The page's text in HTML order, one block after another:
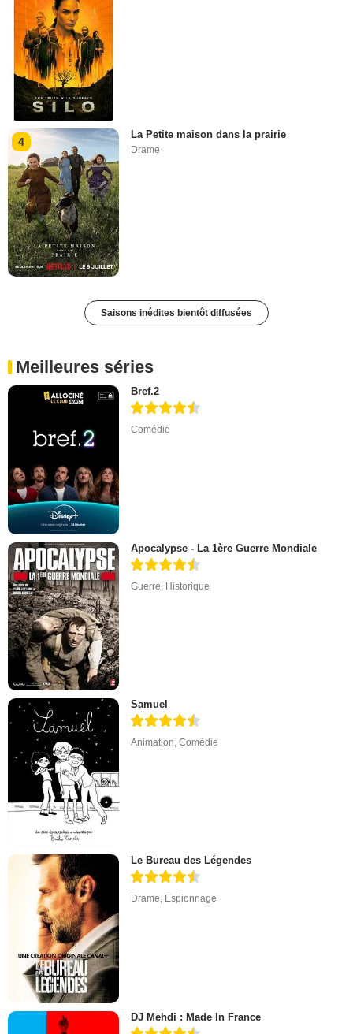
4
La Petite maison dans la prairie
Drame
Saisons inédites bientôt diffusées
Meilleures séries
Bref.2
Comédie
Apocalypse - La 1ère Guerre Mondiale
Guerre Historique
Samuel
Animation,Comédie
Le Bureau des Légendes
Drame, Espionnage
DJ Mehdi : Made In France